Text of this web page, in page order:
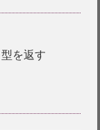
を返す